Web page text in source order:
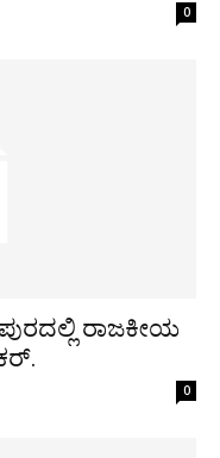
0
ರಾಜಕೀಯ
0